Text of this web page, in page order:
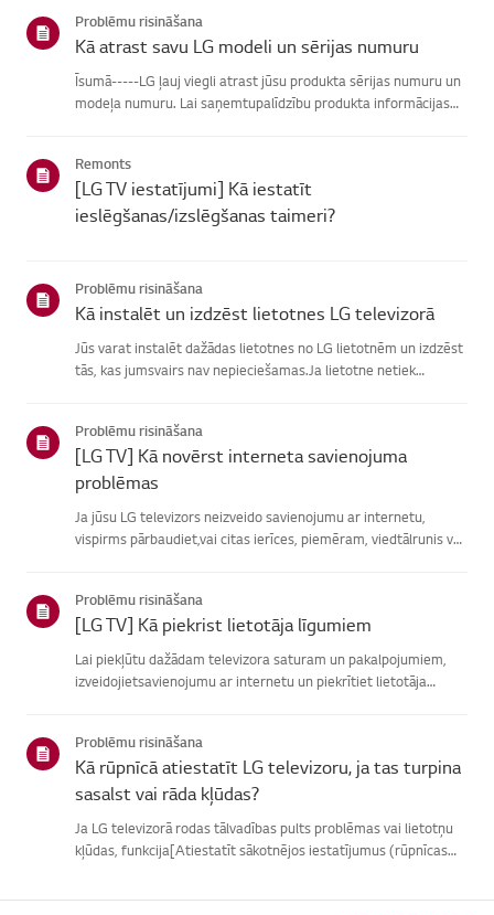
Problēmu risināšana
Kā atrast savu LG modeli un sērijas numuru
Īsumā-----LG ļauj viegli atrast jūsu produkta sērijas numuru un
modeļa numuru. Lai saņemtupalīdzību produkta informācijas
Remonts
[LG TV iestatījumi] Kā iestatīt
ieslēgšanas/izslēgšanas taimeri?
Problēmu risināšana
Kā instalēt un izdzēst lietotnes LG televizorā
Jūs varat instalēt dažādas lietotnes no LG lietotnēm un izdzēst
tās, kas jumsvairs nav nepieciešamas.Ja lietotne netiek
Problēmu risināšana
[LG TV] Kā novērst interneta savienojuma
problēmas
Ja jūsu LG televizors neizveido savienojumu ar internetu,
vispirms pārbaudiet,vai citas ierīces, piemēram, viedtālrunis vai
Problēmu risināšana
[LG TV] Kā piekrist lietotāja līgumiem
Lai piekļūtu dažādam televizora saturam un pakalpojumiem,
izveidojietsavienojumu ar internetu un piekrītiet lietotāja
Problēmu risināšana
Kā rūpnīcā atiestatīt LG televizoru, ja tas turpina
sasalst vai rāda kļūdas?
Ja LG televizorā rodas tālvadības pults problēmas vai lietotņu
kļūdas, funkcija[Atiestatīt sākotnējos iestatījumus (rūpnīcas